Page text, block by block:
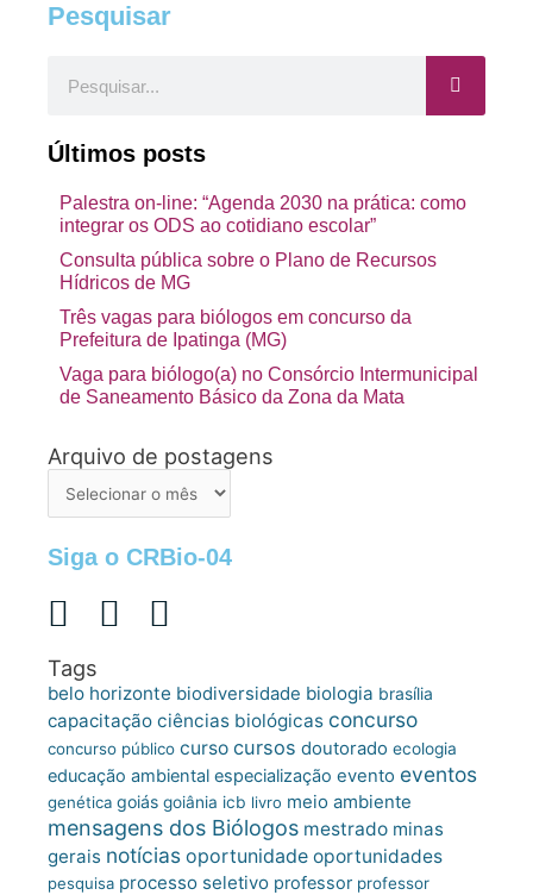
Pesquisar
Últimos posts
Palestra on-line: “Agenda 2030 na prática: como
integrar os ODS ao cotidiano escolar”
Consulta pública sobre o Plano de Recursos
Hídricos de MG
Três vagas para biólogos em concurso da
Prefeitura de Ipatinga (MG)
Vaga para biólogo(a) no Consórcio Intermunicipal
de Saneamento Básico da Zona da Mata
Arquivo de postagens
Arquivo
Siga o CRBio-04
Tags
belo horizonte biodiversidade biologia brasília
capacitação ciências biológicas concurso
concurso público curso cursos doutorado ecologia
educação ambiental especialização evento eventos
genética goiás goiânia icb livro meio ambiente
mensagens dos Biólogos mestrado minas
gerais notícias oportunidade oportunidades
pesquisa processo seletivo professor professor